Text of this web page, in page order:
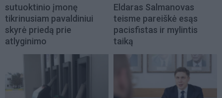
sutuoktinio įmonę
tikrinusiam pavaldiniui
skyrė priedą prie
atlyginimo
Eldaras Salmanovas
teisme pareiškė esąs
pacisfistas ir mylintis
taiką